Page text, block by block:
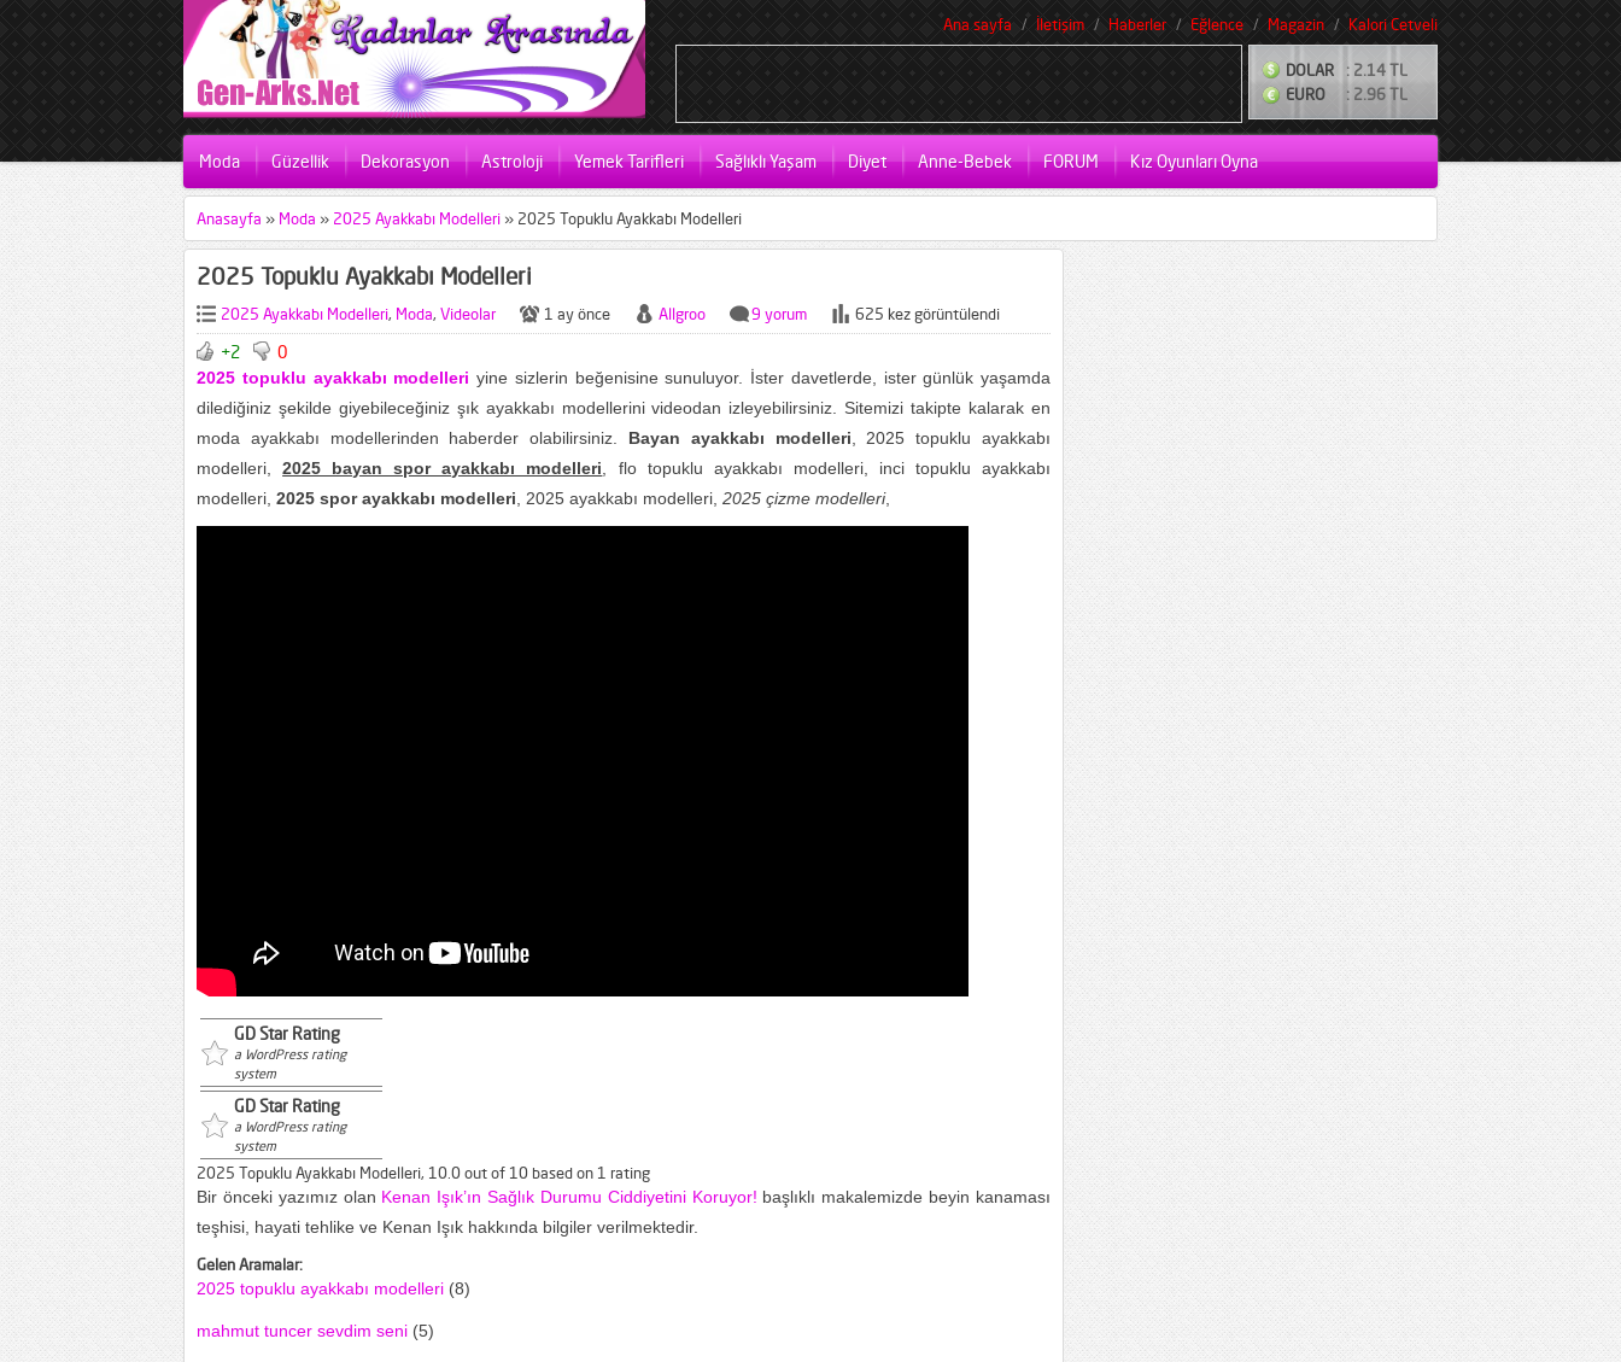
Ana sayfa İletişim Haberler Eğlence Magazin Kalori Cetveli
DOLAR
: 2.14 TL
EURO
: 2.96 TL
Moda Güzellik Dekorasyon Astroloji Yemek Tarifleri Sağlıklı Yaşam Diyet Anne-Bebek FORUM Kız Oyunları Oyna
Anasayfa » Moda » 2025 Ayakkabı Modelleri » 2025 Topuklu Ayakkabı Modelleri
2025 Topuklu Ayakkabı Modelleri
2025 Ayakkabı Modelleri, Moda, Videolar 1 ay önce Allgroo 9 yorum 625 kez görüntülendi
+2 0
2025 topuklu ayakkabı modelleri yine sizlerin beğenisine sunuluyor. İster davetlerde, ister günlük yaşamda
dilediğiniz şekilde giyebileceğiniz şık ayakkabı modellerini videodan izleyebilirsiniz. Sitemizi takipte kalarak en
moda ayakkabı modellerinden haberder olabilirsiniz. Bayan ayakkabı modelleri , 2025 topuklu ayakkabı
modelleri,2025 bayan spor ayakkabı modelleri , flo topuklu ayakkabı modelleri, inci topuklu ayakkabı
modelleri, 2025 spor ayakkabı modelleri , 2025 ayakkabı modelleri, 2025 çizme modelleri,
GD Star Rating
a WordPress rating
system
GD Star Rating
a WordPress rating
system
2025 Topuklu Ayakkabı Modelleri, 10.0 out of 10 based on 1 rating
Bir önceki yazımız olan Kenan Işık’ın Sağlık Durumu Ciddiyetini Koruyor! başlıklı makalemizde beyin kanaması
teşhisi, hayati tehlike ve Kenan Işık hakkında bilgiler verilmektedir.
Gelen Aramalar:
2025 topuklu ayakkabı modelleri (8)
mahmut tuncer sevdim seni (5)